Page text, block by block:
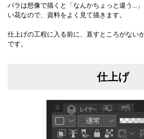
バラは想像で描くと「なんかちょっと違う…
い花なので、資料をよく見て描きます。
仕上げの工程に入る前に、直すところがない
です。
仕上げ